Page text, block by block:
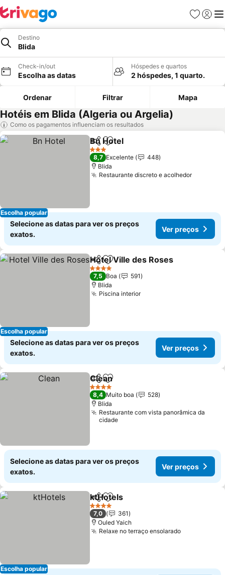
Favoritos
Iniciar
Destino
Blida
Check-in/out
Escolha as datas
Hóspedes e quartos
2 hóspedes, 1 quarto.
Ordenar Filtrar Mapa
Hotéis em Blida (Algeria ou Argelia)
Como os pagamentos influenciam os resultados
Escolha popular
PartilharAdicionar aos favoritos
Bn Hotel
3 Estrelas
8,7 Excelente
448
Blida
Restaurante discreto e acolhedorVer
Selecione as datas para ver os preços
exatos.
Ver preços
Escolha popular
PartilharAdicionar aos favoritos
Hotel Ville des Roses
4 Estrelas
7,5 Boa
591
Blida
Piscina interiorVer preços
Selecione as datas para ver os preços
exatos.
Ver preços
PartilharAdicionar aos favoritos
Clean
4 Estrelas
8,4 Muito boa
528
Blida
Restaurante com vista panorâmica da
cidade
Selecione as datas para ver os preços
exatos.
Ver preços
Escolha popular
PartilharAdicionar aos favoritos
ktHotels
4 Estrelas
7,0
361
Ouled Yaich
Relaxe no terraço ensolaradoVer preços